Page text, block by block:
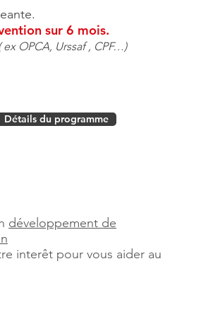
sur 6 mois.
OPCA, Urssaf , CPF…)
Détails du programme
développement de
interêt pour vous aider au